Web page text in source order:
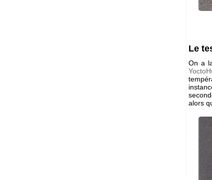
Le
On a
alors